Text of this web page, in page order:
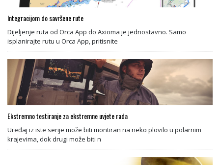
Integracijom do savršene rute
Dijeljenje ruta od Orca App do Axioma je jednostavno. Samo
isplanirajte rutu u Orca App, pritisnite
Ekstremno testiranje za ekstremne uvjete rada
Uređaj iz iste serije može biti montiran na neko plovilo u polarnim
krajevima, dok drugi može biti n